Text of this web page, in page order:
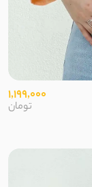
1,199,000
تومان